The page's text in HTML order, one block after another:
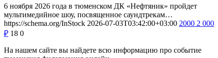
6 ноября 2026 года в тюменском ДК «Нефтяник» пройдет
мультимедийное шоу, посвященное саундтрекам…
https://schema.org/InStock 2026-07-03T03:42:00+03:00 2000 2 000
₽ 18 0
На нашем сайте вы найдете всю информацию про событие